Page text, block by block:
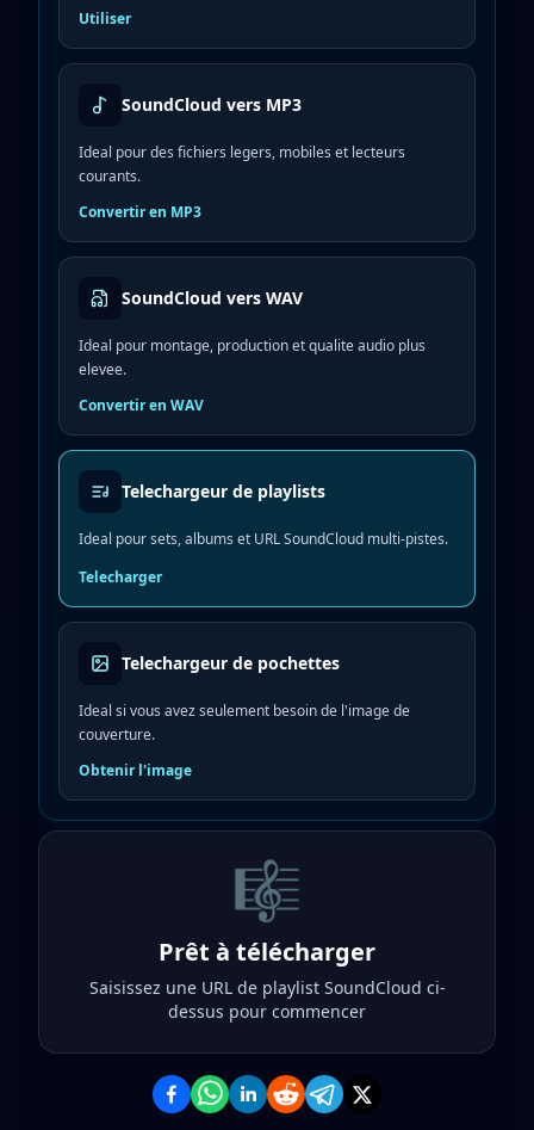
Utiliser
SoundCloud vers MP3
Ideal pour des fichiers legers, mobiles et lecteurs
courants.
Convertir en MP3
SoundCloud vers WAV
Ideal pour montage, production et qualite audio plus
elevee.
Convertir en WAV
Telechargeur de playlists
Ideal pour sets, albums et URL SoundCloud multi-pistes.
Telecharger
Telechargeur de pochettes
Ideal si vous avez seulement besoin de l'image de
couverture.
Obtenir l'image
🎼
Prêt à télécharger
Saisissez une URL de playlist SoundCloud ci-
dessus pour commencer